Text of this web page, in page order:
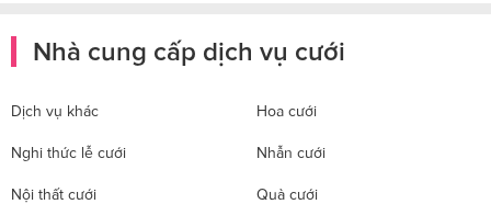
Nhà cung cấp dịch vụ cưới
Dịch vụ khác Hoa cưới
Nghi thức lễ cưới Nhẫn cưới
Nội thất cưới Quà cưới